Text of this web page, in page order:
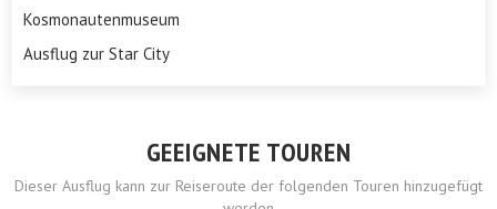
Kosmonautenmuseum
Ausflug zur Star City
GEEIGNETE TOUREN
Dieser Ausflug kann zur Reiseroute der folgenden Touren hinzugefügt